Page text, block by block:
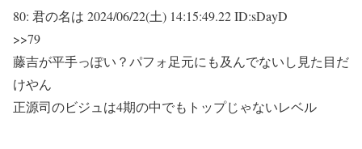
80: 君の名は 2024/06/22(土) 14:15:49.22 ID:sDayD
>>79
藤吉が平手っぽい？パフォ足元にも及んでないし見た目だ
けやん
正源司のビジュは4期の中でもトップじゃないレベル